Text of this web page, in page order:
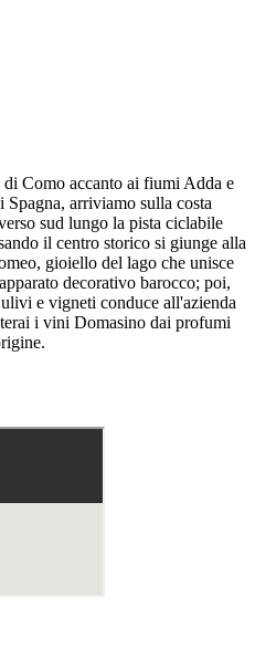
Como accanto ai fiumi Adda e
arriviamo sulla costa
sud lungo la pista ciclabile
il centro storico si giunge alla
gioiello del lago che unisce
decorativo barocco; poi,
e vigneti conduce all'azienda
i vini Domasino dai profumi